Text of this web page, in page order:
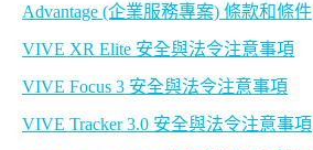
Advantage (企業服務專案) 條款和條件
VIVE XR Elite 安全與法令注意事項
VIVE Focus 3 安全與法令注意事項
VIVE Tracker 3.0 安全與法令注意事項